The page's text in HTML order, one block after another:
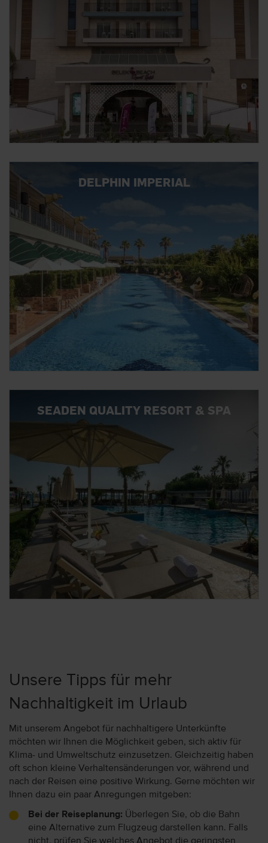
DELPHIN IMPERIAL
SEADEN QUALITY RESORT & SPA
Unsere Tipps für mehr
Nachhaltigkeit im Urlaub
Mit unserem Angebot für nachhaltigere Unterkünfte
möchten wir Ihnen die Möglichkeit geben, sich aktiv für
Klima- und Umweltschutz einzusetzen. Gleichzeitig haben
oft schon kleine Verhaltensänderungen vor, während und
nach der Reisen eine positive Wirkung. Gerne möchten wir
Ihnen dazu ein paar Anregungen mitgeben:
Bei der Reiseplanung: Überlegen Sie, ob die Bahn
eine Alternative zum Flugzeug darstellen kann. Falls